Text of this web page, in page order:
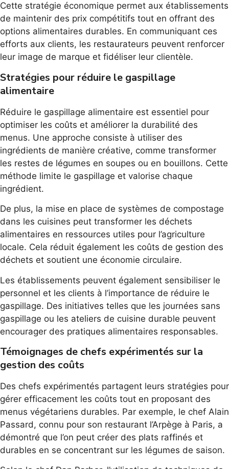
Cette stratégie économique permet aux établissements
de maintenir des prix compétitifs tout en offrant des
options alimentaires durables. En communiquant ces
efforts aux clients, les restaurateurs peuvent renforcer
leur image de marque et fidéliser leur clientèle.
Stratégies pour réduire le gaspillage
alimentaire
Réduire le gaspillage alimentaire est essentiel pour
optimiser les coûts et améliorer la durabilité des
menus. Une approche consiste à utiliser des
ingrédients de manière créative, comme transformer
les restes de légumes en soupes ou en bouillons. Cette
méthode limite le gaspillage et valorise chaque
ingrédient.
De plus, la mise en place de systèmes de compostage
dans les cuisines peut transformer les déchets
alimentaires en ressources utiles pour l’agriculture
locale. Cela réduit également les coûts de gestion des
déchets et soutient une économie circulaire.
Les établissements peuvent également sensibiliser le
personnel et les clients à l’importance de réduire le
gaspillage. Des initiatives telles que les journées sans
gaspillage ou les ateliers de cuisine durable peuvent
encourager des pratiques alimentaires responsables.
Témoignages de chefs expérimentés sur la
gestion des coûts
Des chefs expérimentés partagent leurs stratégies pour
gérer efficacement les coûts tout en proposant des
menus végétariens durables. Par exemple, le chef Alain
Passard, connu pour son restaurant l’Arpège à Paris, a
démontré que l’on peut créer des plats raffinés et
durables en se concentrant sur les légumes de saison.